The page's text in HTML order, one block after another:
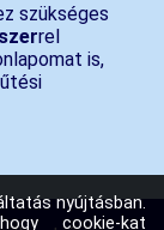
nyújtásban.
cookie-kat
szükséges
rel
is,